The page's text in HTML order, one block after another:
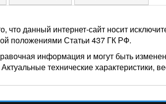
что данный интернет-сайт носит
положениями Статьи 437 ГК РФ.
информация и могут быть
технические характеристики,